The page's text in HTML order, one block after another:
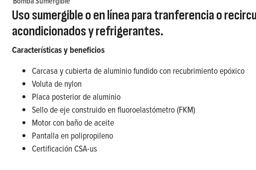
Uso sumergible o en línea para tranferencia o
acondicionados y refrigerantes.
Características y beneficios
Carcasa y cubierta de aluminio fundido con recubrimiento epóxico
Voluta de nylon
Placa posterior de aluminio
Sello de eje construido en fluoroelastómetro (FKM)
Motor con baño de aceite
Pantalla en polipropileno
Certificación CSA-us